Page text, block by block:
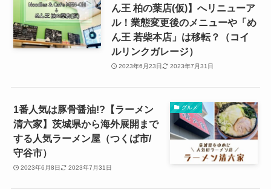
ん王 柏の葉店(仮)】へリニューア
ル！業態変更後のメニューや「め
ん王 若柴本店」は移転？（コイ
ルリンクガレージ）
2023年6月23日 2023年7月31日
グルメ
1番人気は豚骨醤油!?【ラーメン
清六家】茨城県から海外展開まで
する人気ラーメン屋（つくば市/
守谷市）
2023年6月8日 2023年7月31日